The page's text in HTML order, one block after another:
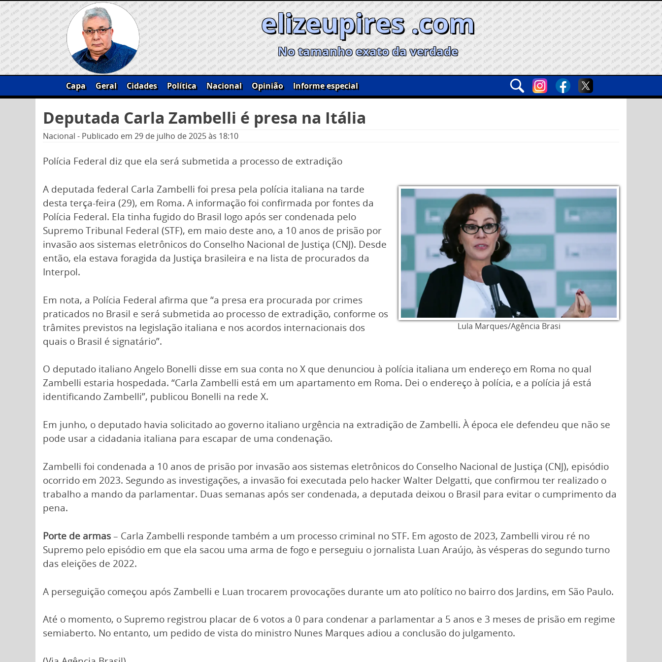
Skip
to
content
elizeupires .com
No tamanho exato da verdade
Capa Geral Cidades Política Nacional Opinião
Informe especial
por:
Deputada Carla Zambelli é presa na Itália
Nacional - Publicado em 29 de julho de 2025às 18:10
Polícia Federal diz que ela será submetida a processo de extradição
Lula Marques/Agência Brasi
A deputada federal Carla Zambelli foi presa pela polícia italiana na tarde
desta terça-feira (29), em Roma. A informação foi confirmada por fontes da
Polícia Federal. Ela tinha fugido do Brasil logo após ser condenada pelo
Supremo Tribunal Federal (STF), em maio deste ano, a 10 anos de prisão por
invasão aos sistemas eletrônicos do Conselho Nacional de Justiça (CNJ). Desde
então, ela estava foragida da Justiça brasileira e na lista de procurados da
Interpol.
Em nota, a Polícia Federal afirma que “a presa era procurada por crimes
praticados no Brasil e será submetida ao processo de extradição, conforme os
trâmites previstos na legislação italiana e nos acordos internacionais dos
quais o Brasil é signatário”.
O deputado italiano Angelo Bonelli disse em sua conta no X que denunciou à polícia italiana um endereço em Roma no qual
Zambelli estaria hospedada. “Carla Zambelli está em um apartamento em Roma. Dei o endereço à polícia, e a polícia já está
identificando Zambelli”, publicou Bonelli na rede X.
Em junho, o deputado havia solicitado ao governo italiano urgência na extradição de Zambelli. À época ele defendeu que não se
pode usar a cidadania italiana para escapar de uma condenação.
Zambelli foi condenada a 10 anos de prisão por invasão aos sistemas eletrônicos do Conselho Nacional de Justiça (CNJ), episódio
ocorrido em 2023. Segundo as investigações, a invasão foi executada pelo hacker Walter Delgatti, que confirmou ter realizado o
trabalho a mando da parlamentar. Duas semanas após ser condenada, a deputada deixou o Brasil para evitar o cumprimento da
pena.
Porte de armas– Carla Zambelli responde também a um processo criminal no STF. Em agosto de 2023, Zambelli virou ré no
Supremo pelo episódio em que ela sacou uma arma de fogo e perseguiu o jornalista Luan Araújo, às vésperas do segundo turno
das eleições de 2022.
A perseguição começou após Zambelli e Luan trocarem provocações durante um ato político no bairro dos Jardins, em São Paulo.
Até o momento, o Supremo registrou placar de 6 votos a 0 para condenar a parlamentar a 5 anos e 3 meses de prisão em regime
semiaberto. No entanto, um pedido de vista do ministro Nunes Marques adiou a conclusão do julgamento.